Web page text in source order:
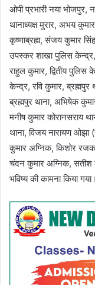
ओपी प्रभारी नया भोजपुर,
थानाध्यक्ष मुरार, अभय
कृष्णाब्रह्म, संजय कुमार
उपस्कर शाखा पुलिस
राहुल कुमार, द्वितीय
केन्द्र, रवि कुमार, ब्रह्मपुर
ब्रह्मपुर थाना, अभिषेक
मनीष कुमार कोरानसराय
थाना, विजय नारायण ओझा
कुमार अग्निक, किशोर
चंदन कुमार अग्निक,
भविष्य की कामना किया गया।